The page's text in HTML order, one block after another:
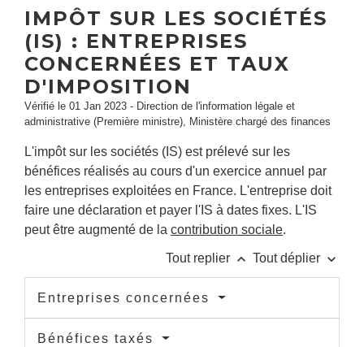
IMPÔT SUR LES SOCIÉTÉS
(IS) : ENTREPRISES
CONCERNÉES ET TAUX
D'IMPOSITION
Vérifié le 01 Jan 2023 - Direction de l'information légale et
administrative (Première ministre), Ministère chargé des finances
L'impôt sur les sociétés (IS) est prélevé sur les
bénéfices réalisés au cours d'un exercice annuel par
les entreprises exploitées en France. L'entreprise doit
faire une déclaration et payer l'IS à dates fixes. L'IS
peut être augmenté de la contribution sociale.
Tout replier keyboard_arrow_up Tout déplier keyboard_arrow_down
Entreprises concernées
Bénéfices taxés